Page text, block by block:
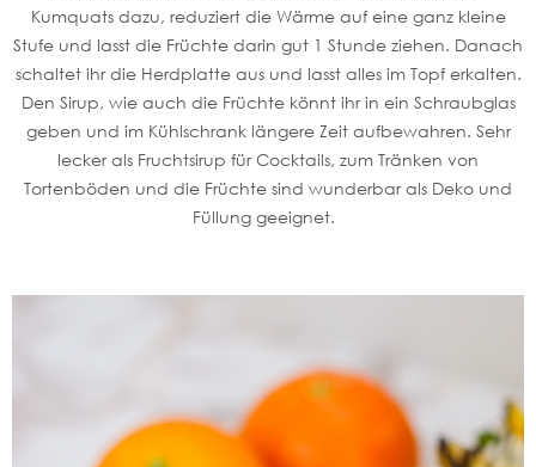
Kumquats dazu, reduziert die Wärme auf eine ganz kleine
Stufe und lasst die Früchte darin gut 1 Stunde ziehen. Danach
schaltet ihr die Herdplatte aus und lasst alles im Topf erkalten.
Den Sirup, wie auch die Früchte könnt ihr in ein Schraubglas
geben und im Kühlschrank längere Zeit aufbewahren. Sehr
lecker als Fruchtsirup für Cocktails, zum Tränken von
Tortenböden und die Früchte sind wunderbar als Deko und
Füllung geeignet.